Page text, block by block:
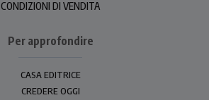
CONDIZIONI DI VENDITA
Per approfondire
CASA EDITRICE
CREDERE OGGI